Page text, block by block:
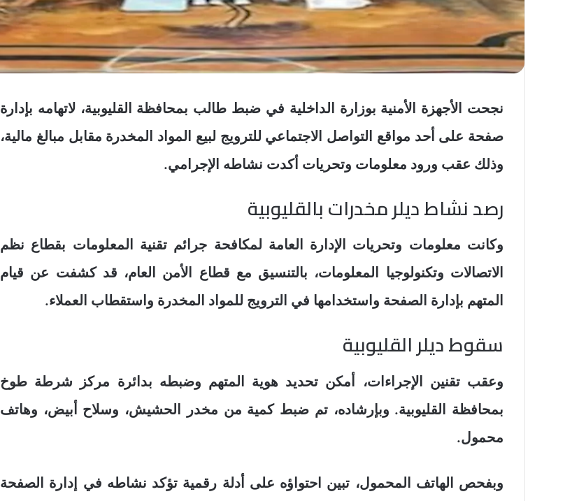
نجحت الأجهزة الأمنية بوزارة الداخلية في ضبط طالب بمحافظة القليوبية، لاتهامه بإدارة
صفحة على أحد مواقع التواصل الاجتماعي للترويج لبيع المواد المخدرة مقابل مبالغ مالية،
وذلك عقب ورود معلومات وتحريات أكدت نشاطه الإجرامي.
رصد نشاط ديلر مخدرات بالقليوبية
وكانت معلومات وتحريات الإدارة العامة لمكافحة جرائم تقنية المعلومات بقطاع نظم
الاتصالات وتكنولوجيا المعلومات، بالتنسيق مع قطاع الأمن العام، قد كشفت عن قيام
المتهم بإدارة الصفحة واستخدامها في الترويج للمواد المخدرة واستقطاب العملاء.
سقوط ديلر القليوبية
وعقب تقنين الإجراءات، أمكن تحديد هوية المتهم وضبطه بدائرة مركز شرطة طوخ
بمحافظة القليوبية. وبإرشاده، تم ضبط كمية من مخدر الحشيش، وسلاح أبيض، وهاتف
محمول.
وبفحص الهاتف المحمول، تبين احتواؤه على أدلة رقمية تؤكد نشاطه في إدارة الصفحة